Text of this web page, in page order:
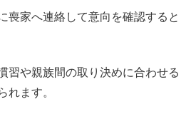
喪家へ連絡して意向を確認すると
習や親族間の取り決めに合わせる
れます。